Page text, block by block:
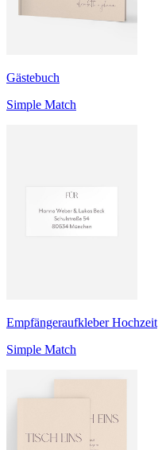
Gästebuch
Simple Match
Empfängeraufkleber Hochzeit
Simple Match